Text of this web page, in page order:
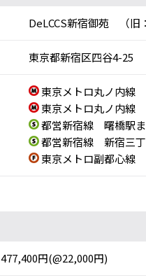
DeLCCS新宿御苑 （
東京都新宿区四谷4-25
東京メトロ丸ノ内線
東京メトロ丸ノ内線
都営新宿線 曙橋駅
都営新宿線 新宿三
東京メトロ副都心線
477,400円(@22,000円)